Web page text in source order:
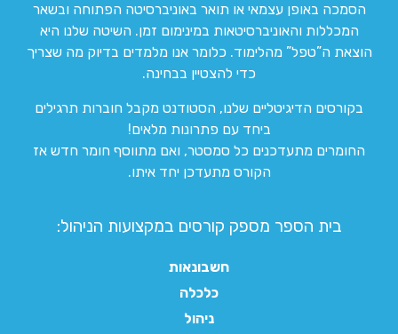
הסמכה באופן עצמאי או תואר באוניברסיטה הפתוחה ובשאר
המכללות והאוניברסיטאות במינימום זמן. השיטה שלנו היא
הוצאת ה”טפל” מהלימוד. כלומר אנו מלמדים בדיוק מה שצריך
כדי להצטיין בבחינה.
בקורסים הדיגיטליים שלנו, הסטודנט מקבל חוברות תרגילים
ביחד עם פתרונות מלאים!
החומרים מתעדכנים כל סמסטר, ואם מתווסף חומר חדש אז
הקורס מתעדכן יחד איתו.
בית הספר מספק קורסים במקצועות הניהול:
חשבונאות
כלכלה
ניהול